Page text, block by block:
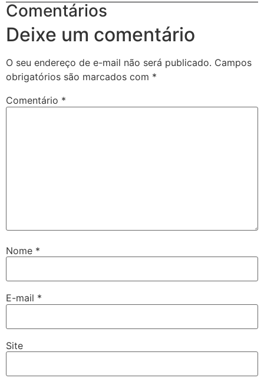
Comentários
Deixe um comentário
O seu endereço de e-mail não será publicado. Campos
obrigatórios são marcados com *
Comentário *
Nome *
E-mail *
Site